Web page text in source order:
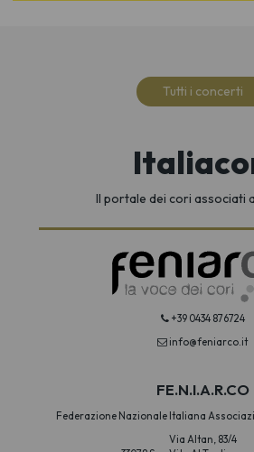
Tutti i concerti
Il portale dei cori associati
+39 0434 876724
info@feniarco.it
FE.N.I.A.R.CO
Federazione Nazionale Italiana
Via Altan, 83/4